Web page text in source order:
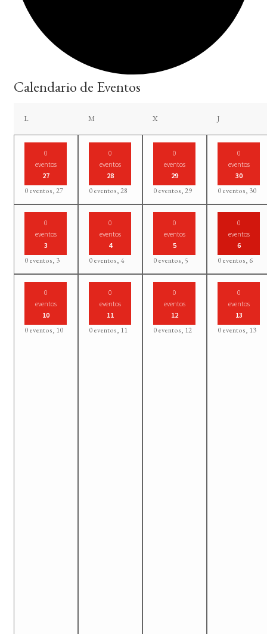
Calendario de Eventos
Llunes Mmartes Xmiércoles Jjueves
0
eventos
27
0 eventos,27
0
eventos
28
0 eventos,28
0
eventos
29
0 eventos,29
0
eventos
30
0 eventos, 30
0
eventos
3
0 eventos, 3
0
eventos
4
0 eventos, 4
0
eventos
5
0 eventos,5
0
eventos
6
0 eventos, 6
0
eventos
10
0 eventos, 10
0
eventos
11
0 eventos, 11
0
eventos
12
0 eventos, 12
0
eventos
13
0 eventos, 13